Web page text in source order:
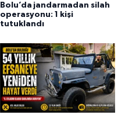
Bolu’da jandarmadan silah
operasyonu: 1 kişi
tutuklandı